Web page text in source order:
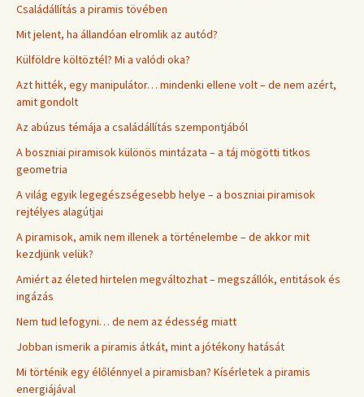
Családállítás a piramis tövében
Mit jelent, ha állandóan elromlik az autód?
Külföldre költöztél? Mi a valódi oka?
Azt hitték, egy manipulátor… mindenki ellene volt – de nem azért,
amit gondolt
Az abúzus témája a családállítás szempontjából
A boszniai piramisok különös mintázata – a táj mögötti titkos
geometria
A világ egyik legegészségesebb helye – a boszniai piramisok
rejtélyes alagútjai
A piramisok, amik nem illenek a történelembe – de akkor mit
kezdjünk velük?
Amiért az életed hirtelen megváltozhat – megszállók, entitások és
ingázás
Nem tud lefogyni… de nem az édesség miatt
Jobban ismerik a piramis átkát, mint a jótékony hatását
Mi történik egy élőlénnyel a piramisban? Kísérletek a piramis
energiájával